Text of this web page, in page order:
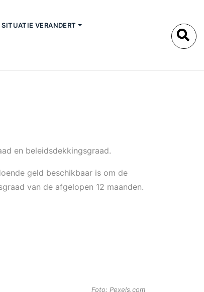
VERANDERT
en beleidsdekkingsgraad.
geld beschikbaar is om de
van de afgelopen 12 maanden.
Foto: Pexels.com